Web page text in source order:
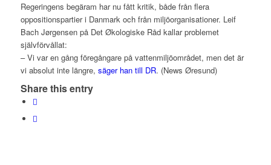
Regeringens begäram har nu fått kritik, både från flera
oppositionspartier i Danmark och från miljöorganisationer. Leif
Bach Jørgensen på Det Økologiske Råd kallar problemet
självförvållat:
– Vi var en gång föregångare på vattenmiljöområdet, men det är
vi absolut inte längre, säger han till DR. (News Øresund)
Share this entry